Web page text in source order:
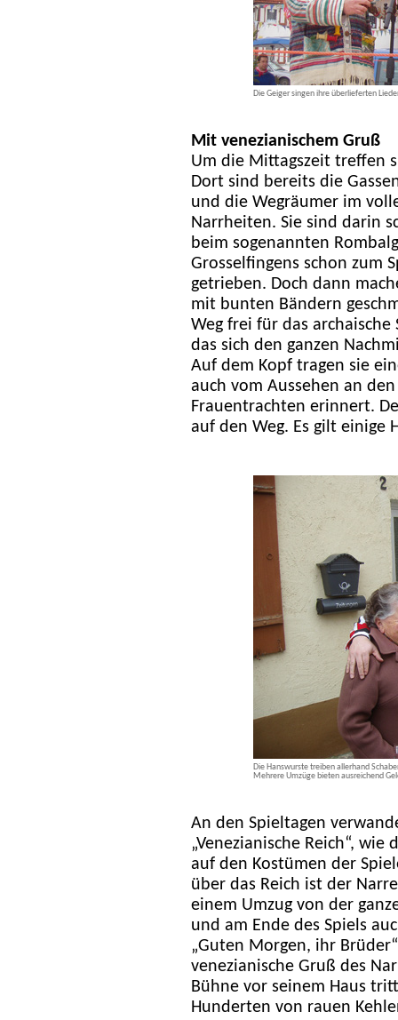
Die Geiger singen ihre überlieferten
Mit venezianischem Gruß
Um die Mittagszeit treffen
Dort sind bereits die
und die Wegräumer im
Narrheiten. Sie sind darin
beim sogenannten
Grosselfingens schon zum
getrieben. Doch dann
mit bunten Bändern
Weg frei für das archaische
das sich den ganzen
Auf dem Kopf tragen sie
auch vom Aussehen an
Frauentrachten erinnert.
auf den Weg. Es gilt einige
Die Hanswurste treiben allerhand
Mehrere Umzüge bieten ausreichend
An den Spieltagen
„Venezianische Reich“,
auf den Kostümen der
über das Reich ist der
einem Umzug von der
und am Ende des Spiels
„Guten Morgen, ihr
venezianische Gruß des
Bühne vor seinem Haus
Hunderten von rauen